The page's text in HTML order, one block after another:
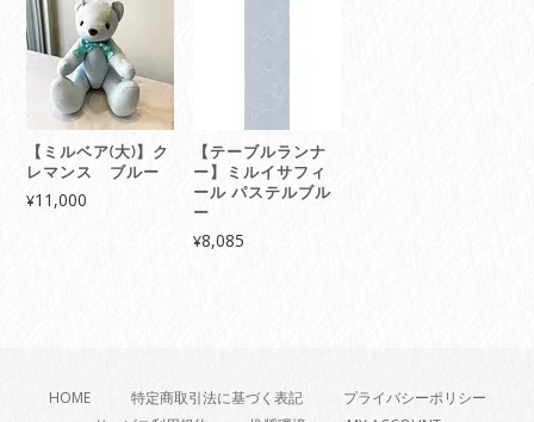
【ミルベア(大)】ク
レマンス ブルー
¥11,000
【テーブルランナ
ー】ミルイサフィ
ール パステルブル
ー
¥8,085
HOME 特定商取引法に基づく表記
プライバシーポリシー